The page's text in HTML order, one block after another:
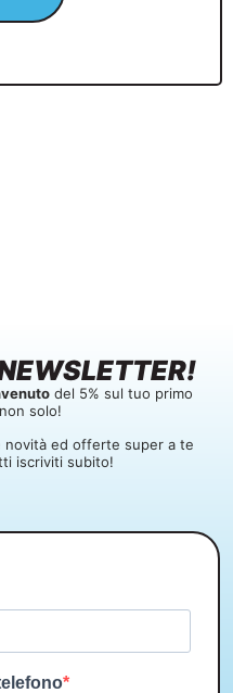
del 5% sul tuo primo
solo!
novità ed offerte super a te
iscriviti subito!